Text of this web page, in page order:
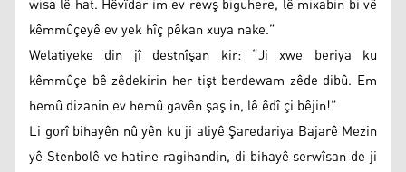
kêmmûçeyê ev yek hîç pêkan xuya nake.”
Welatiyeke din jî destnîşan kir: “Ji xwe beriya ku
kêmmûçe bê zêdekirin her tişt berdewam zêde dibû. Em
hemû dizanin ev hemû gavên şaş in, lê êdî çi bêjin!”
Li gorî bihayên nû yên ku ji aliyê Şaredariya Bajarê Mezin
yê Stenbolê ve hatine ragihandin, di bihayê serwîsan de ji